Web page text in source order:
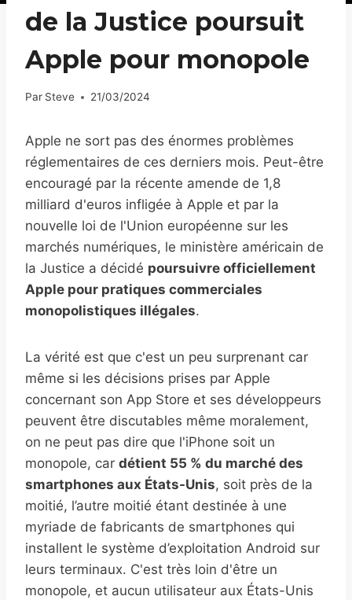
de la Justice poursuit
Apple pour monopole
Par Steve 21/03/2024
Apple ne sort pas des énormes problèmes
réglementaires de ces derniers mois. Peut-être
encouragé par la récente amende de 1,8
milliard d'euros infligée à Apple et par la
nouvelle loi de l'Union européenne sur les
marchés numériques, le ministère américain de
la Justice a décidé poursuivre officiellement
Apple pour pratiques commerciales
monopolistiques illégales.
La vérité est que c'est un peu surprenant car
même si les décisions prises par Apple
concernant son App Store et ses développeurs
peuvent être discutables même moralement,
on ne peut pas dire que l'iPhone soit un
monopole, car détient 55 % du marché des
smartphones aux États-Unis, soit près de la
moitié, l’autre moitié étant destinée à une
myriade de fabricants de smartphones qui
installent le système d’exploitation Android sur
leurs terminaux. C'est très loin d'être un
monopole, et aucun utilisateur aux États-Unis